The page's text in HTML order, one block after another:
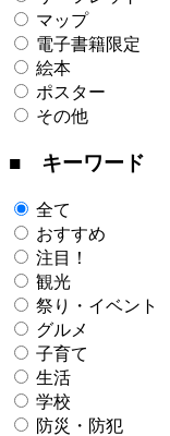
マップ
電子書籍限定
絵本
ポスター
その他
■ キーワード
全て
おすすめ
注目！
観光
祭り・イベント
グルメ
子育て
生活
学校
防災・防犯